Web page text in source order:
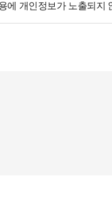
에 개인정보가 노출되지